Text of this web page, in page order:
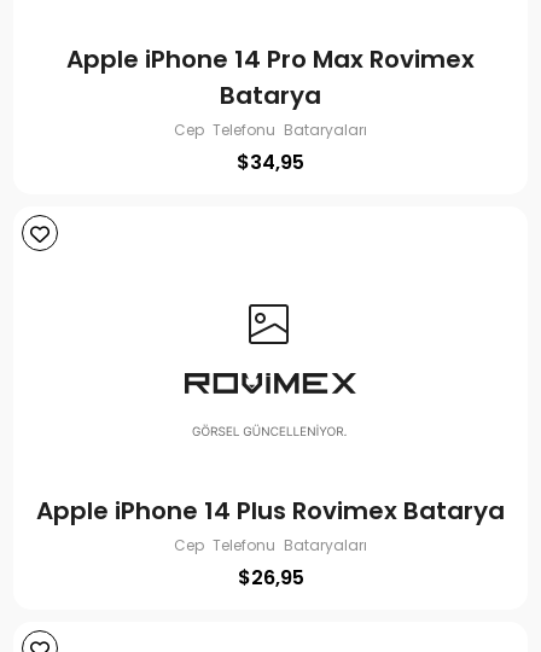
Apple iPhone 14 Pro Max Rovimex
Batarya
Cep Telefonu Bataryaları
$34,95
Apple iPhone 14 Plus Rovimex Batarya
Cep Telefonu Bataryaları
$26,95